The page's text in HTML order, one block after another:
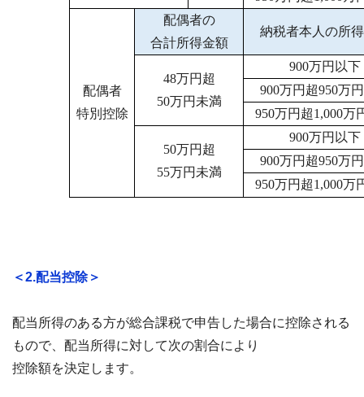
配偶者
特別控除
配偶者の
合計所得金額
納税者本人の所
48万円超
50万円未満
900万円以下
900万円超950万
950万円超1,000万
50万円超
55万円未満
900万円以下
900万円超950万
950万円超1,000万
＜2.配当控除＞
配当所得のある方が総合課税で申告した場合に控除される
もので、配当所得に対して次の割合により
控除額を決定します。